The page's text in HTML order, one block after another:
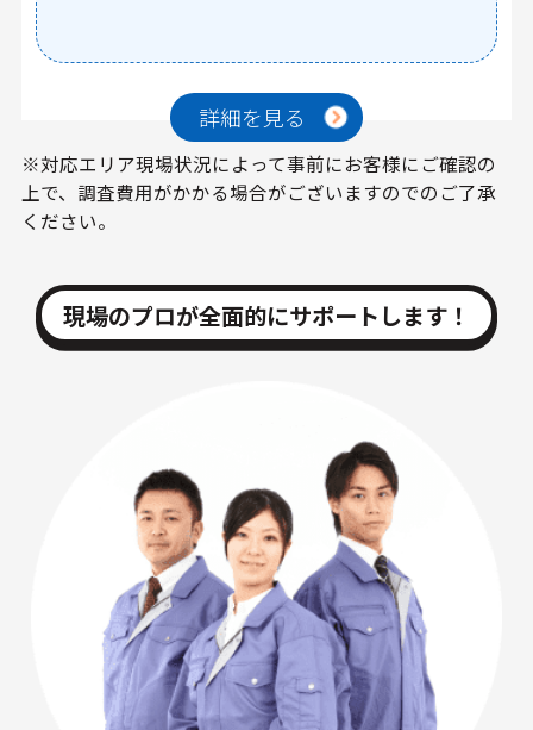
詳細を見る
※対応エリア現場状況によって事前にお客様にご確認の
上で、調査費用がかかる場合がございますのでのご了承
ください。
現場のプロが全面的にサポートします！